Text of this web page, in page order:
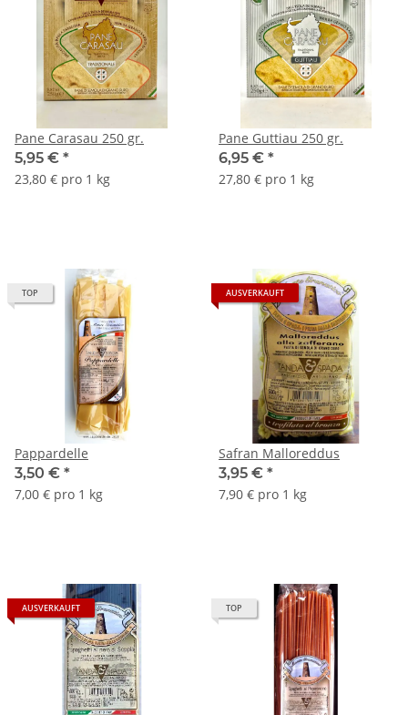
Pane Carasau 250 gr.
5,95 € *
23,80 € pro 1 kg
Pane Guttiau 250 gr.
6,95 € *
27,80 € pro 1 kg
TOP
Pappardelle
3,50 € *
7,00 € pro 1 kg
AUSVERKAUFT
Safran Malloreddus
3,95 € *
7,90 € pro 1 kg
AUSVERKAUFT TOP